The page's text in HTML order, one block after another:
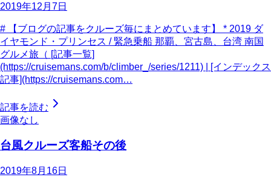
2019年12月7日
# 【ブログの記事をクルーズ毎にまとめています】 * 2019 ダ
イヤモンド・プリンセス / 緊急乗船 那覇、宮古島、台湾 南国
グルメ旅（ [記事一覧]
(https://cruisemans.com/b/climber_/series/1211) | [インデックス
記事](https://cruisemans.com…
記事を読む
画像なし
台風クルーズ客船その後
2019年8月16日